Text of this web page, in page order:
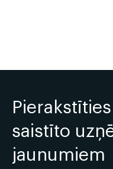
saistīto
jaunumiem